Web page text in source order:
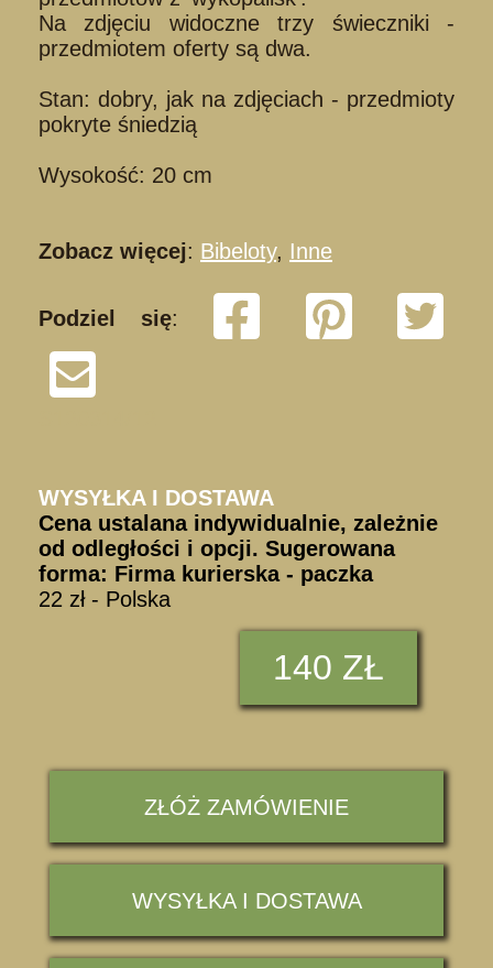
Na zdjęciu widoczne trzy świeczniki -
przedmiotem oferty są dwa.
Stan: dobry, jak na zdjęciach - przedmioty
pokryte śniedzią
Wysokość: 20 cm
Zobacz więcej: Bibeloty, Inne
Podziel się:
WYSYŁKA I DOSTAWA
Cena ustalana indywidualnie, zależnie
od odległości i opcji. Sugerowana
forma: Firma kurierska - paczka
22 zł - Polska
140 ZŁ
ZŁÓŻ ZAMÓWIENIE
WYSYŁKA I DOSTAWA